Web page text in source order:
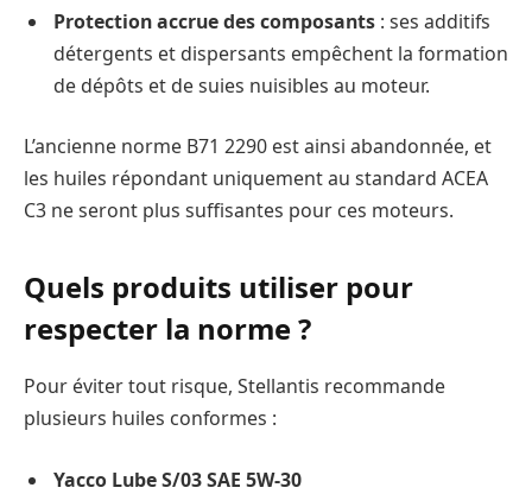
Protection accrue des composants : ses additifs
détergents et dispersants empêchent la formation
de dépôts et de suies nuisibles au moteur.
L’ancienne norme B71 2290 est ainsi abandonnée, et
les huiles répondant uniquement au standard ACEA
C3 ne seront plus suffisantes pour ces moteurs.
Quels produits utiliser pour
respecter la norme ?
Pour éviter tout risque, Stellantis recommande
plusieurs huiles conformes :
Yacco Lube S/03 SAE 5W-30